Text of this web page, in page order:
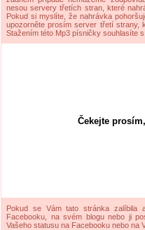
nesou servery třetích stran, které
Pokud si myslíte, že nahrávka
upozorněte prosím server třetí strany,
Stažením této Mp3 písničky souhlasíte
Čekejte
Pokud se Vám tato stránka zalíbila
Facebooku, na svém blogu nebo ji
Vašeho statusu na Facebooku nebo na